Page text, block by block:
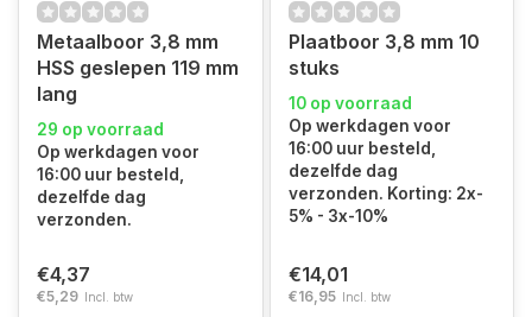
Metaalboor 3,8 mm
HSS geslepen 119 mm
lang
29 op voorraad
Op werkdagen voor
16:00 uur besteld,
dezelfde dag
verzonden.
€4,37
€5,29 Incl. btw
Plaatboor 3,8 mm 10
stuks
10 op voorraad
Op werkdagen voor
16:00 uur besteld,
dezelfde dag
verzonden. Korting: 2x-
5% - 3x-10%
€14,01
€16,95 Incl. btw